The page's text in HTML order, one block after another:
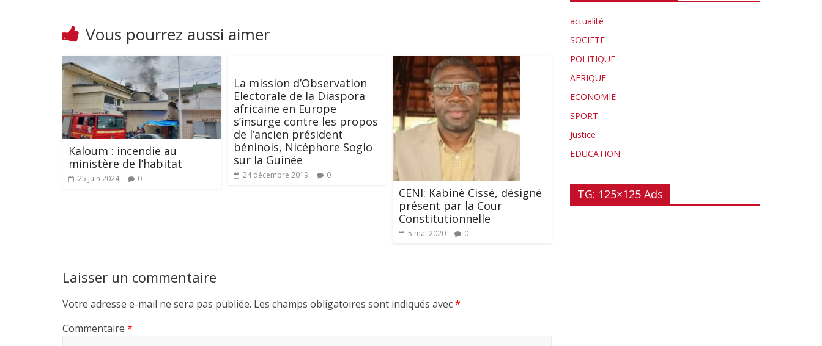
Vous pourrez aussi aimer
Kaloum : incendie au
ministère de l’habitat
25 juin 2024 0
La mission d’Observation
Electorale de la Diaspora
africaine en Europe
s’insurge contre les propos
de l’ancien président
béninois, Nicéphore Soglo
sur la Guinée
24 décembre 2019 0
CENI: Kabinè Cissé, désigné
présent par la Cour
Constitutionnelle
5 mai 2020 0
Laisser un commentaire
Votre adresse e-mail ne sera pas publiée. Les champs obligatoires sont indiqués avec*
Commentaire *
actualité
SOCIETE
POLITIQUE
AFRIQUE
ECONOMIE
SPORT
Justice
EDUCATION
TG: 125×125 Ads